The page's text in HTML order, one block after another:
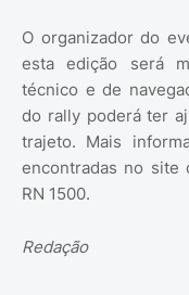
O organizador do
esta edição será
técnico e de
do rally poderá ter
trajeto. Mais
encontradas no site
RN 1500.
Redação